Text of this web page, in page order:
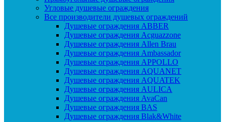
Угловые душевые ограждения
Все производители душевых ограждений
Душевые ограждения ABBER
Душевые ограждения Acguazzone
Душевые ограждения Allen Brau
Душевые ограждения Ambassador
Душевые ограждения APPOLLO
Душевые ограждения AQUANET
Душевые ограждения AQUATEK
Душевые ограждения AULICA
Душевые ограждения AvaCan
Душевые ограждения BAS
Душевые ограждения Blak&White